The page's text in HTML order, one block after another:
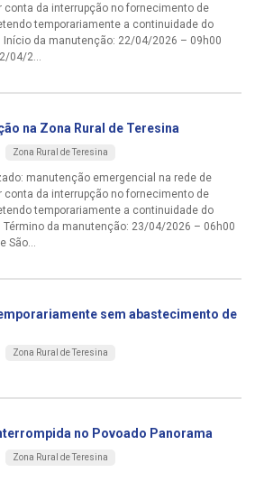
conta da interrupção no fornecimento de
temporariamente a continuidade do
Início da manutenção: 22/04/2026 – 09h00
04/2...
na Zona Rural de Teresina
Zona Rural de Teresina
manutenção emergencial na rede de
conta da interrupção no fornecimento de
temporariamente a continuidade do
da manutenção: 23/04/2026 – 06h00
São...
sem abastecimento de
Zona Rural de Teresina
no Povoado Panorama
Zona Rural de Teresina